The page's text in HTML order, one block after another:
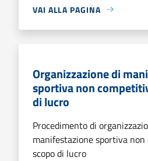
VAI ALLA PAGINA
Organizzazione di
sportiva non
di lucro
Procedimento di
manifestazione sportiva
scopo di lucro